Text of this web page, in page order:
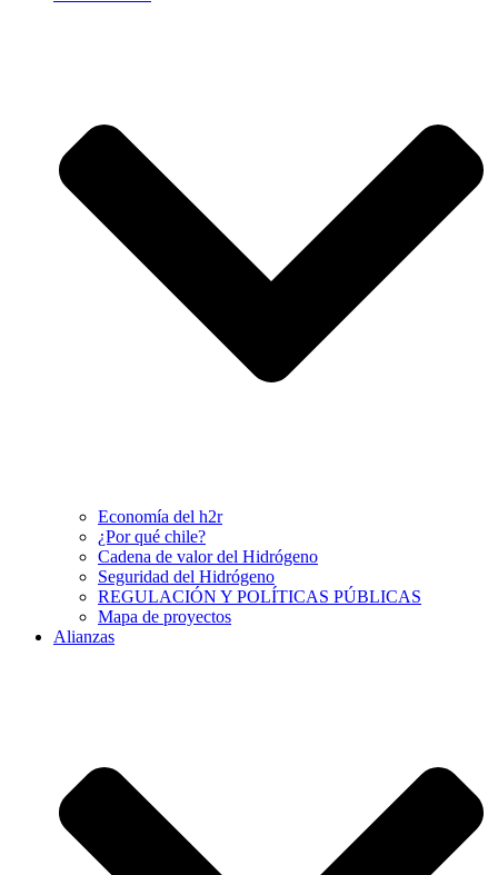
Economía del h2r
¿Por qué chile?
Cadena de valor del Hidrógeno
Seguridad del Hidrógeno
REGULACIÓN Y POLÍTICAS PÚBLICAS
Mapa de proyectos
Alianzas